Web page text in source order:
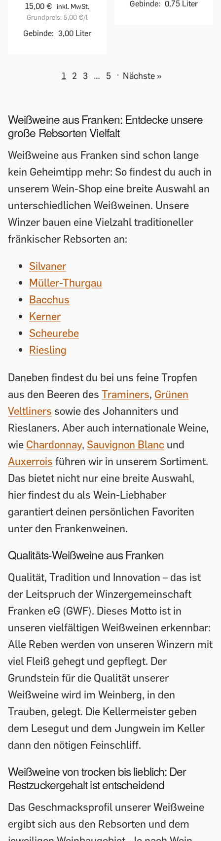
15,00 €
inkl. MwSt.
Grundpreis: 5,00 €/l
Gebinde: 3,00 Liter
Gebinde: 0,75 Liter
1 2 3 … 5 · Nächste »
Weißweine aus Franken: Entdecke unsere
große Rebsorten Vielfalt
Weißweine aus Franken sind schon lange
kein Geheimtipp mehr: So findest du auch in
unserem Wein-Shop eine breite Auswahl an
unterschiedlichen Weißweinen. Unsere
Winzer bauen eine Vielzahl traditioneller
fränkischer Rebsorten an:
Silvaner
Müller-Thurgau
Bacchus
Kerner
Scheurebe
Riesling
Daneben findest du bei uns feine Tropfen
aus den Beeren des Traminers, Grünen
Veltliners sowie des Johanniters und
Rieslaners. Aber auch internationale Weine,
wie Chardonnay, Sauvignon Blanc und
Auxerrois führen wir in unserem Sortiment.
Das bietet nicht nur eine breite Auswahl,
hier findest du als Wein-Liebhaber
garantiert deinen persönlichen Favoriten
unter den Frankenweinen.
Qualitäts-Weißweine aus Franken
Qualität, Tradition und Innovation – das ist
der Leitspruch der Winzergemeinschaft
Franken eG (GWF). Dieses Motto ist in
unseren vielfältigen Weißweinen erkennbar:
Alle Reben werden von unseren Winzern mit
viel Fleiß gehegt und gepflegt. Der
Grundstein für die Qualität unserer
Weißweine wird im Weinberg, in den
Trauben, gelegt. Die Kellermeister geben
dem Lesegut und dem Jungwein im Keller
dann den nötigen Feinschliff.
Weißweine von trocken bis lieblich: Der
Restzuckergehalt ist entscheidend
Das Geschmacksprofil unserer Weißweine
ergibt sich aus den Rebsorten und dem